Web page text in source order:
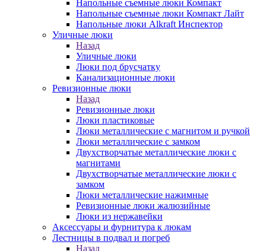
Напольные съемные люки Компакт
Напольные съемные люки Компакт Лайт
Напольные люки Alkraft Инспектор
Уличные люки
Назад
Уличные люки
Люки под брусчатку
Канализационные люки
Ревизионные люки
Назад
Ревизионные люки
Люки пластиковые
Люки металлические с магнитом и ручкой
Люки металлические с замком
Двухстворчатые металлические люки с
магнитами
Двухстворчатые металлические люки с
замком
Люки металлические нажимные
Ревизионные люки жалюзийные
Люки из нержавейки
Аксессуары и фурнитура к люкам
Лестницы в подвал и погреб
Назад